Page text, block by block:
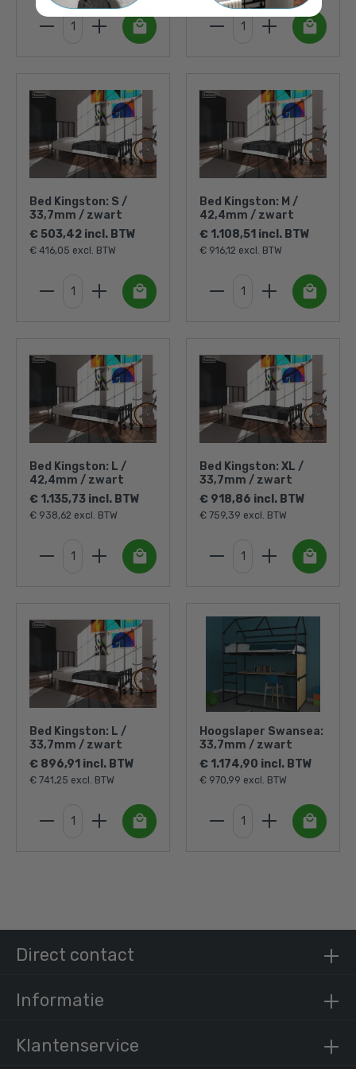
Bed Kingston: S /
33,7mm / zwart
€ 503,42 incl. BTW
€ 416,05 excl. BTW
Bed Kingston: M /
42,4mm / zwart
€ 1.108,51 incl. BTW
€ 916,12 excl. BTW
Bed Kingston: L /
42,4mm / zwart
€ 1.135,73 incl. BTW
€ 938,62 excl. BTW
Bed Kingston: XL /
33,7mm / zwart
€ 918,86 incl. BTW
€ 759,39 excl. BTW
Bed Kingston: L /
33,7mm / zwart
€ 896,91 incl. BTW
€ 741,25 excl. BTW
Hoogslaper Swansea:
33,7mm / zwart
€ 1.174,90 incl. BTW
€ 970,99 excl. BTW
Direct contact
Informatie
Klantenservice